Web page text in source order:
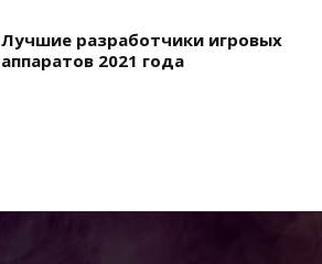
Лучшие разработчики игровых
аппаратов 2021 года